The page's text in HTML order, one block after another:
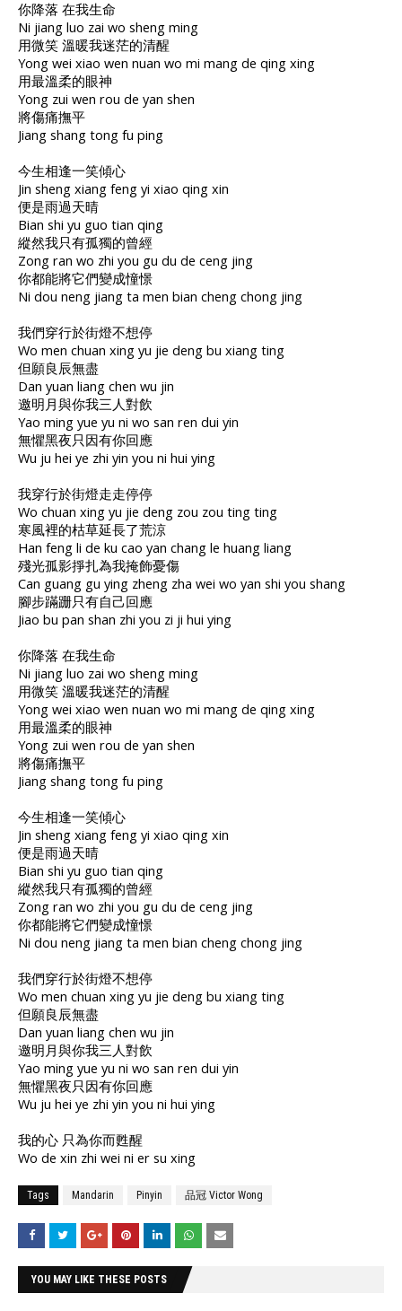
你降落 在我生命
Ni jiang luo zai wo sheng ming
用微笑 溫暖我迷茫的清醒
Yong wei xiao wen nuan wo mi mang de qing xing
用最溫柔的眼神
Yong zui wen rou de yan shen
將傷痛撫平
Jiang shang tong fu ping
今生相逢一笑傾心
Jin sheng xiang feng yi xiao qing xin
便是雨過天晴
Bian shi yu guo tian qing
縱然我只有孤獨的曾經
Zong ran wo zhi you gu du de ceng jing
你都能將它們變成憧憬
Ni dou neng jiang ta men bian cheng chong jing
我們穿行於街燈不想停
Wo men chuan xing yu jie deng bu xiang ting
但願良辰無盡
Dan yuan liang chen wu jin
邀明月與你我三人對飲
Yao ming yue yu ni wo san ren dui yin
無懼黑夜只因有你回應
Wu ju hei ye zhi yin you ni hui ying
我穿行於街燈走走停停
Wo chuan xing yu jie deng zou zou ting ting
寒風裡的枯草延長了荒涼
Han feng li de ku cao yan chang le huang liang
殘光孤影掙扎為我掩飾憂傷
Can guang gu ying zheng zha wei wo yan shi you shang
腳步蹣跚只有自己回應
Jiao bu pan shan zhi you zi ji hui ying
你降落 在我生命
Ni jiang luo zai wo sheng ming
用微笑 溫暖我迷茫的清醒
Yong wei xiao wen nuan wo mi mang de qing xing
用最溫柔的眼神
Yong zui wen rou de yan shen
將傷痛撫平
Jiang shang tong fu ping
今生相逢一笑傾心
Jin sheng xiang feng yi xiao qing xin
便是雨過天晴
Bian shi yu guo tian qing
縱然我只有孤獨的曾經
Zong ran wo zhi you gu du de ceng jing
你都能將它們變成憧憬
Ni dou neng jiang ta men bian cheng chong jing
我們穿行於街燈不想停
Wo men chuan xing yu jie deng bu xiang ting
但願良辰無盡
Dan yuan liang chen wu jin
邀明月與你我三人對飲
Yao ming yue yu ni wo san ren dui yin
無懼黑夜只因有你回應
Wu ju hei ye zhi yin you ni hui ying
我的心 只為你而甦醒
Wo de xin zhi wei ni er su xing
Tags Mandarin Pinyin 品冠 Victor Wong
YOU MAY LIKE THESE POSTS